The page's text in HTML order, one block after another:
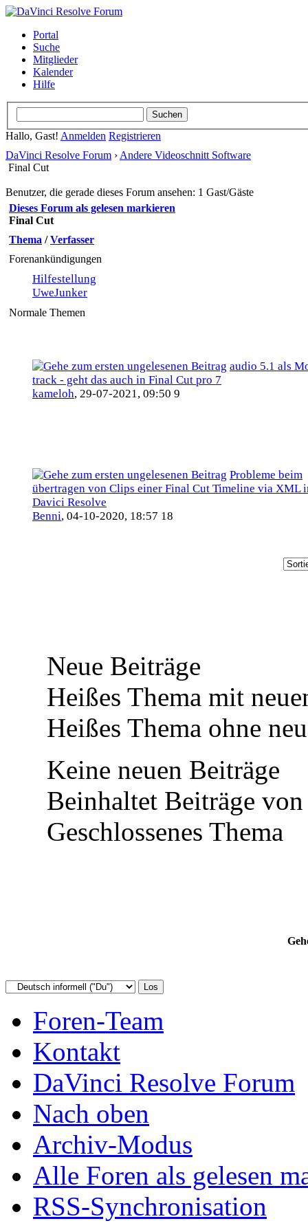
Portal
Suche
Mitglieder
Kalender
Hilfe
Hallo, Gast! Anmelden Registrieren
DaVinci Resolve Forum › Andere Videoschnitt Software
Final Cut
Benutzer, die gerade dieses Forum ansehen: 1 Gast/Gäste
Dieses Forum als gelesen markieren
Final Cut
Thema /Verfasser
Forenankündigungen
Hilfestellung
UweJunker
Normale Themen
audio 5.1 als
track - geht das auch in Final Cut pro 7
kameloh, 29-07-2021, 09:50 9
Probleme beim
übertragen von Clips einer Final Cut Timeline via XML
Davici Resolve
Benni, 04-10-2020, 18:57 18
Neue Beiträge
Heißes Thema mit
Heißes Thema ohne
Keine neuen Beiträge
Beinhaltet Beiträge
Geschlossenes Thema
Foren-Team
Kontakt
DaVinci Resolve Forum
Nach oben
Archiv-Modus
Alle Foren als gelesen
RSS-Synchronisation